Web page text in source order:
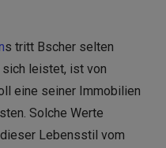
s tritt Bscher selten
leistet, ist von
eine seiner Immobilien
Solche Werte
Lebensstil vom